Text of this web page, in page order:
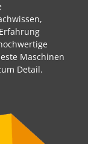
Maschinen
Detail.